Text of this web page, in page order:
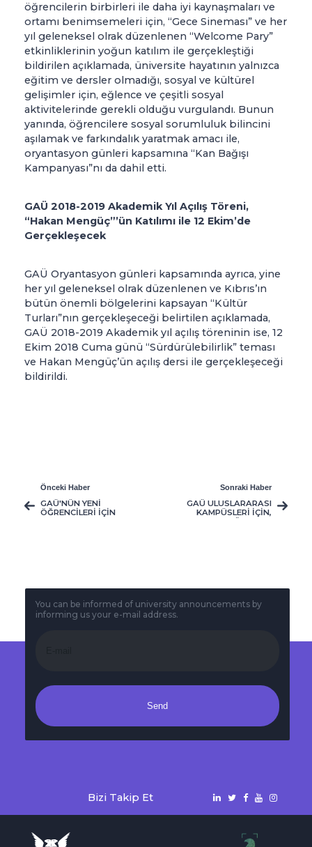
öğrencilerin birbirleri ile daha iyi kaynaşmaları ve
ortamı benimsemeleri için, “Gece Sineması” ve her
yıl geleneksel olrak düzenlenen “Welcome Pary”
etkinliklerinin yoğun katılım ile gerçekleştiği
bildirilen açıklamada, üniversite hayatının yalnızca
eğitim ve dersler olmadığı, sosyal ve kültürel
gelişimler için, eğlence ve çeşitli sosyal
aktivitelerinde gerekli olduğu vurgulandı. Bunun
yanında, öğrencilere sosyal sorumluluk bilincini
aşılamak ve farkındalık yaratmak amacı ile,
oryantasyon günleri kapsamına “Kan Bağışı
Kampanyası”nı da dahil etti.
GAÜ 2018-2019 Akademik Yıl Açılış Töreni,
“Hakan Mengüç”’ün Katılımı ile 12 Ekim’de
Gerçekleşecek
GAÜ Oryantasyon günleri kapsamında ayrıca, yine
her yıl geleneksel olrak düzenlenen ve Kıbrıs’ın
bütün önemli bölgelerini kapsayan “Kültür
Turları”nın gerçekleşeceği belirtilen açıklamada,
GAÜ 2018-2019 Akademik yıl açılış töreninin ise, 12
Ekim 2018 Cuma günü “Sürdürülebilirlik” teması
ve Hakan Mengüç’ün açılış dersi ile gerçekleşeceği
bildirildi.
Önceki Haber
GAÜ'NÜN YENİ
ÖĞRENCİLERİ İÇİN
Sonraki Haber
GAÜ ULUSLARARASI
KAMPÜSLERİ İÇİN,
You can be informed of university announcements by
informing us your e-mail address.
Send
Bizi Takip Et